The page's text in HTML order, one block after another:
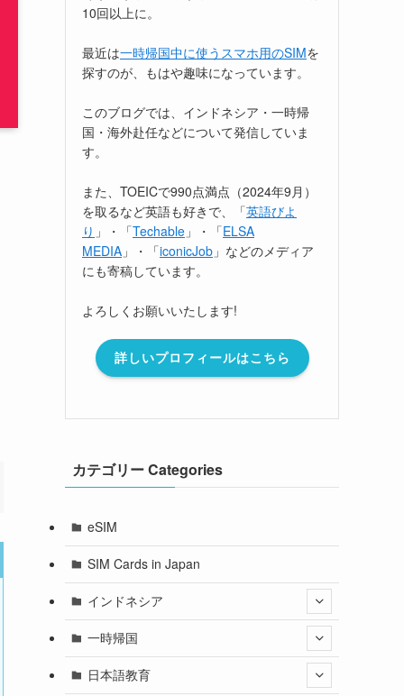
10回以上に。
最近は一時帰国中に使うスマホ用のSIMを
探すのが、もはや趣味になっています。
このブログでは、インドネシア・一時帰
国・海外赴任などについて発信していま
す。
また、TOEICで990点満点（2024年9月）
を取るなど英語も好きで、「英語びよ
り 」・「Techable 」・「ELSA
MEDIA 」・「iconicJob 」などのメディア
にも寄稿しています。
よろしくお願いいたします!
詳しいプロフィールはこちら
カテゴリー Categories
eSIM
SIM Cards in Japan
インドネシア
一時帰国
日本語教育